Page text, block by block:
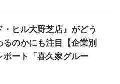
・ヒル大野芝店』がどう
るのかにも注目【企業別
ポート「喜久家グルー